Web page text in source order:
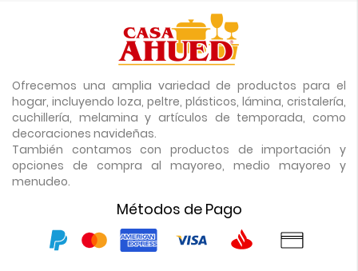
Ofrecemos una amplia variedad de productos para el
hogar, incluyendo loza, peltre, plásticos, lámina, cristalería,
cuchillería, melamina y artículos de temporada, como
decoraciones navideñas.
También contamos con productos de importación y
opciones de compra al mayoreo, medio mayoreo y
menudeo.
Métodos de Pago